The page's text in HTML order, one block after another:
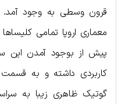
قرون وسطی به وجود آمد.
معماری اروپا تمامی کلیساها
پیش از بوجود آمدن این
کاربردی داشته و به
گوتیک ظاهری زیبا به